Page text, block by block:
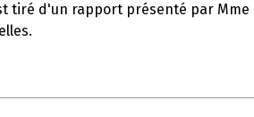
tiré d'un rapport présenté par Mme